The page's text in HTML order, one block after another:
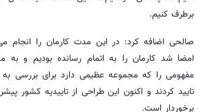
برطرف کنیم.
صالحی اضافه کرد: در این مدت کارمان را انجام
امضا شد کارمان را به اتمام رسانده بودیم و
مفهومی را که مجموعه عظیمی دارد برای بررسی
تایید کردند و اکنون این طراحی از تاییدیه کشور
برخوردار است.